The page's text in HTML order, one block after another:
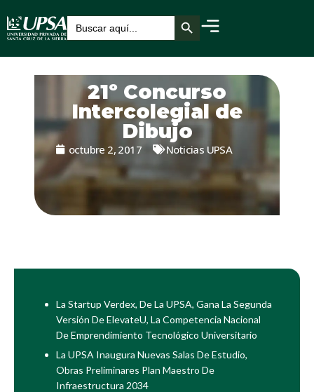
Buscar: Botón de búsqueda
21º Concurso
Intercolegial de
Dibujo
octubre 2, 2017 Noticias UPSA
La Startup Verdex, De La UPSA, Gana La Segunda
Versión De ElevateU, La Competencia Nacional
De Emprendimiento Tecnológico Universitario
La UPSA Inaugura Nuevas Salas De Estudio,
Obras Preliminares Plan Maestro De
Infraestructura 2034